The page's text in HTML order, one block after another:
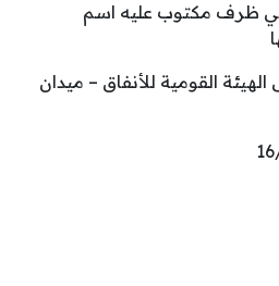
ظرف مكتوب عليه اسم
الهيئة القومية للأنفاق – ميدان